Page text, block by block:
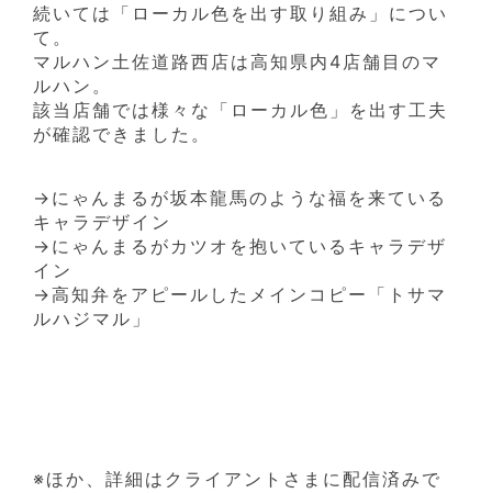
続いては「ローカル色を出す取り組み」につい
て。
マルハン土佐道路西店は高知県内4店舗目のマ
ルハン。
該当店舗では様々な「ローカル色」を出す工夫
が確認できました。
→にゃんまるが坂本龍馬のような福を来ている
キャラデザイン
→にゃんまるがカツオを抱いているキャラデザ
イン
→高知弁をアピールしたメインコピー「トサマ
ルハジマル」
※ほか、詳細はクライアントさまに配信済みで